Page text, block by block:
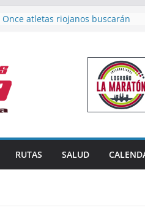
Once atletas riojanos buscarán
Un bronce en 4×400 y tres puestos
de finalista cierran la participación
riojana en en Nacional de Málaga
El equipo femenino del Tritones
Rioja alcanza el podio nacional de
Acuatlón en Calahorra
España absoluto en Disco
Calahorra acoge este fin de
RUTAS SALUD